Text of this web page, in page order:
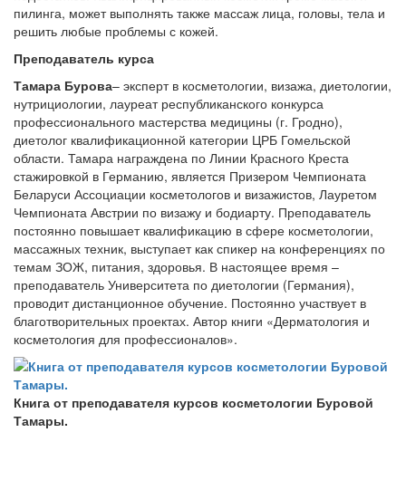
пилинга, может выполнять также массаж лица, головы, тела и
решить любые проблемы с кожей.
Преподаватель курса
Тамара Бурова– эксперт в косметологии, визажа, диетологии,
нутрициологии, лауреат республиканского конкурса
профессионального мастерства медицины (г. Гродно),
диетолог квалификационной категории ЦРБ Гомельской
области. Тамара награждена по Линии Красного Креста
стажировкой в Германию, является Призером Чемпионата
Беларуси Ассоциации косметологов и визажистов, Лауретом
Чемпионата Австрии по визажу и бодиарту. Преподаватель
постоянно повышает квалификацию в сфере косметологии,
массажных техник, выступает как спикер на конференциях по
темам ЗОЖ, питания, здоровья. В настоящее время –
преподаватель Университета по диетологии (Германия),
проводит дистанционное обучение. Постоянно участвует в
благотворительных проектах. Автор книги «Дерматология и
косметология для профессионалов».
Книга от преподавателя курсов косметологии Буровой
Тамары.